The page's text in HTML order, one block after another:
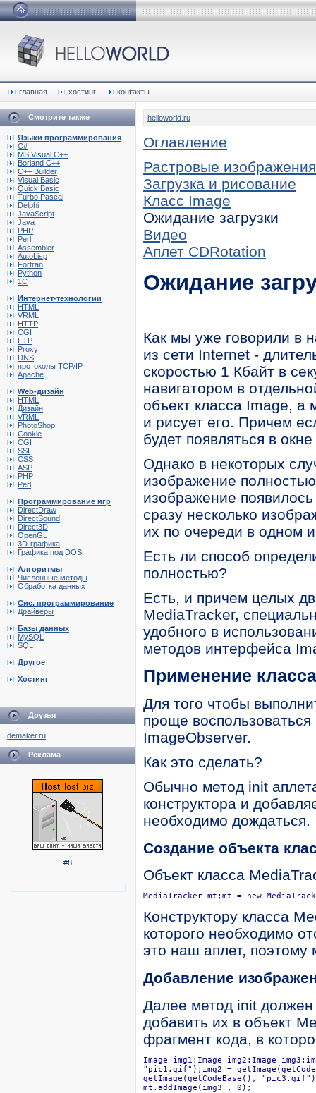
главная хостинг контакты
Смотрите также
Языки программирования
C#
MS Visual C++
Borland C++
C++ Builder
Visual Basic
Quick Basic
Turbo Pascal
Delphi
JavaScript
Java
PHP
Perl
Assembler
AutoLisp
Fortran
Python
1C
Интернет-технологии
HTML
VRML
HTTP
CGI
FTP
Proxy
DNS
протоколы TCP/IP
Apache
Web-дизайн
HTML
Дизайн
VRML
PhotoShop
Cookie
CGI
SSI
CSS
ASP
PHP
Perl
Программирование игр
DirectDraw
DirectSound
Direct3D
OpenGL
3D-графика
Графика под DOS
Алгоритмы
Численные методы
Обработка данных
Сис. программирование
Драйверы
Базы данных
MySQL
SQL
Другое
Хостинг
Друзья
demaker.ru
Реклама
#8
helloworld.ru
Оглавление
Растровые изображения
Загрузка и рисование
Класс Image
Ожидание загрузки
Видео
Аплет CDRotation
Ожидание
Как мы уже говорили в
из сети Internet -
скоростью 1 Кбайт в
навигатором в
объект класса Image, а
и рисует его. Причем
будет появляться в
Однако в некоторых
изображение
изображение
сразу несколько
их по очереди в одном
Есть ли способ
полностью?
Есть, и причем целых
MediaTracker,
удобного в
методов интерфейса
Применение
Для того чтобы
проще
ImageObserver.
Как это сделать?
Обычно метод init
конструктора и
необходимо дождаться.
Создание объекта
Объект класса
MediaTracker mt;mt = new
Конструктору класса
которого необходимо
это наш аплет, поэтому
Добавление
Далее метод init
добавить их в объект
фрагмент кода, в
Image img1;Image img2;Image
"pic1.gif");img2 =
getImage(getCodeBase(),
mt.addImage(img3 , 0);